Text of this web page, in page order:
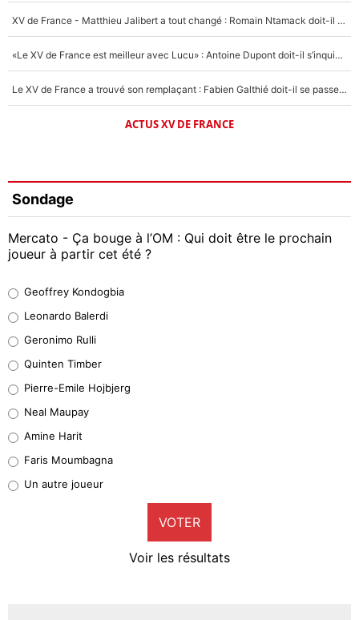
XV de France - Matthieu Jalibert a tout changé : Romain Ntamack doit-il s’inquiéter pour sa place à un an de la Coupe du monde ?
«Le XV de France est meilleur avec Lucu» : Antoine Dupont doit-il s’inquiéter pour sa place ?
Le XV de France a trouvé son remplaçant : Fabien Galthié doit-il se passer d'Antoine Dupont ?
ACTUS XV DE FRANCE
Sondage
Mercato - Ça bouge à l’OM : Qui doit être le prochain
joueur à partir cet été ?
38%
32%
4%
1%
9%
Geoffrey Kondogbia
Leonardo Balerdi
Geronimo Rulli
Quinten Timber
Pierre-Emile Hojbjerg
Neal Maupay
Amine Harit
Faris Moumbagna
Un autre joueur
VOTER
Voir les résultats